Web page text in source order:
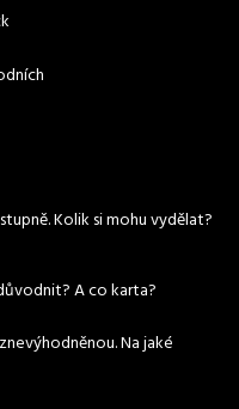
Kolik si mohu vydělat?
A co karta?
Na jaké